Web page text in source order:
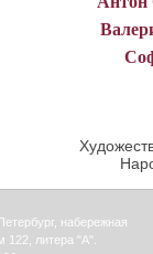
набережная
122, литера "А".